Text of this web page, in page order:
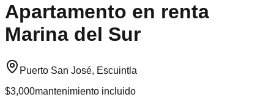
Apartamento en renta
Marina del Sur
Puerto San José, Escuintla
$3,000mantenimiento incluido